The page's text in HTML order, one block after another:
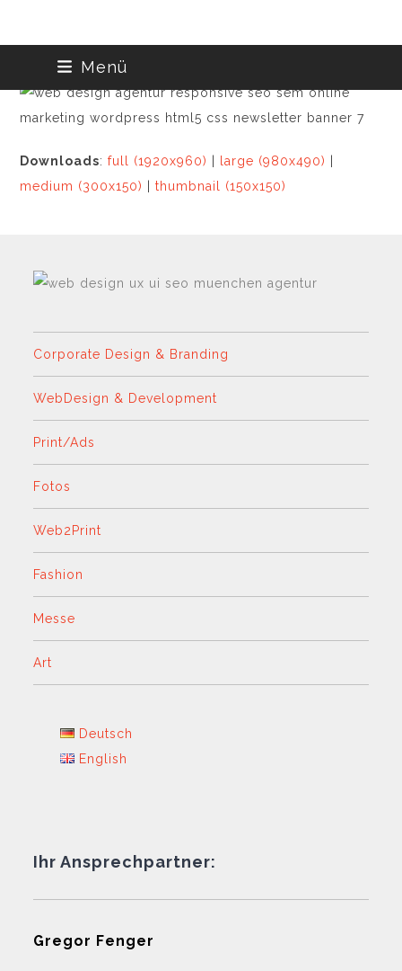
Menü
Downloads:full (1920x960) large (980x490)
medium (300x150)
|thumbnail (150x150)
Corporate Design & Branding
WebDesign & Development
Print/Ads
Fotos
Web2Print
Fashion
Messe
Art
Deutsch
English
Ihr Ansprechpartner:
Gregor Fenger